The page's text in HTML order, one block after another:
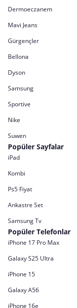
Dermoeczanem
Mavi Jeans
Gürgençler
Bellona
Dyson
Samsung
Sportive
Nike
Suwen
Popüler Sayfalar
iPad
Kombi
Ps5 Fiyat
Ankastre Set
Samsung Tv
Popüler Telefonlar
iPhone 17 Pro Max
Galaxy S25 Ultra
iPhone 15
Galaxy A56
iPhone 16e